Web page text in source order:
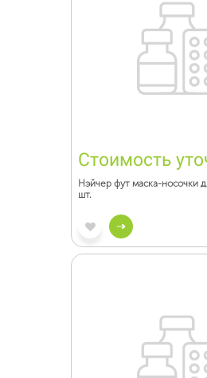
Стоимость
Нэйчер фут маска-носочки
шт.